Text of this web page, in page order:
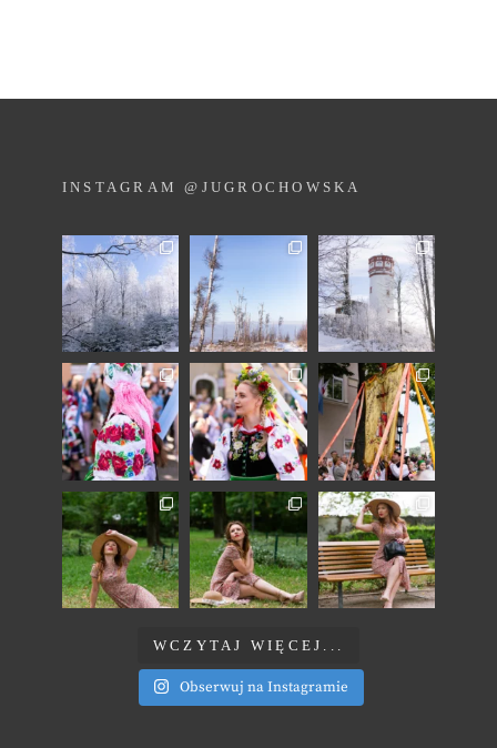
INSTAGRAM @JUGROCHOWSKA
WCZYTAJ WIĘCEJ...
Obserwuj na Instagramie